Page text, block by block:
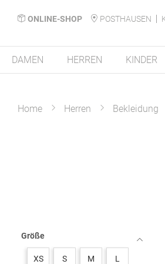
ONLINE-SHOP POSTHAUSEN
DAMEN HERREN KINDER
Home Herren Bekleidung
Größe
XS S M L